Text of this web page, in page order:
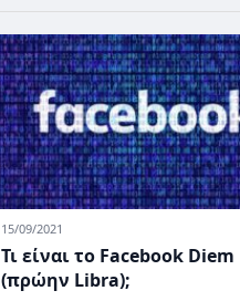
15/09/2021
Τι είναι το Facebook Diem
(πρώην Libra);